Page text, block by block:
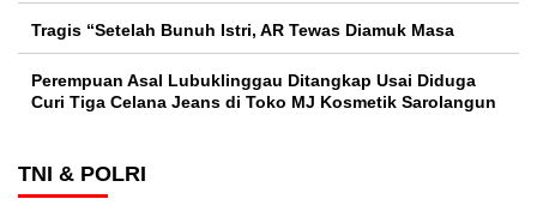
Tragis “Setelah Bunuh Istri, AR Tewas Diamuk Masa
Perempuan Asal Lubuklinggau Ditangkap Usai Diduga
Curi Tiga Celana Jeans di Toko MJ Kosmetik Sarolangun
TNI & POLRI